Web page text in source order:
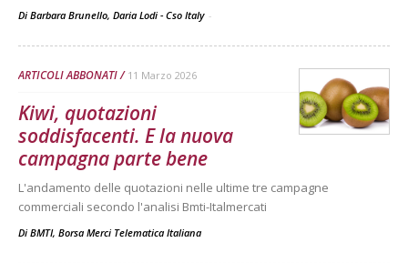
Di Barbara Brunello, Daria Lodi - Cso Italy -
ARTICOLI ABBONATI 11 Marzo 2026
Kiwi, quotazioni
soddisfacenti. E la nuova
campagna parte bene
L'andamento delle quotazioni nelle ultime tre campagne
commerciali secondo l'analisi Bmti-Italmercati
Di BMTI, Borsa Merci Telematica Italiana